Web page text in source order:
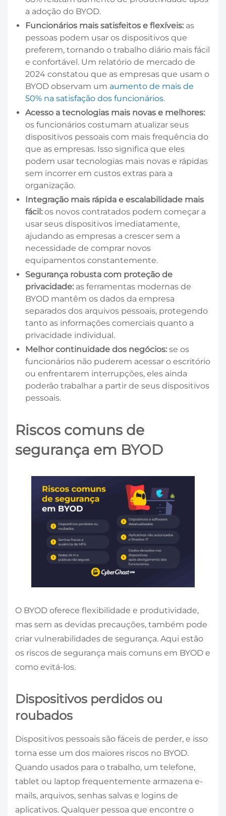
a adoção do BYOD.
Funcionários mais satisfeitos e flexíveis: as
pessoas podem usar os dispositivos que
preferem, tornando o trabalho diário mais fácil
e confortável. Um relatório de mercado de
2024 constatou que as empresas que usam o
BYOD observam um aumento de mais de
50% na satisfação dos funcionários.
Acesso a tecnologias mais novas e melhores:
os funcionários costumam atualizar seus
dispositivos pessoais com mais frequência do
que as empresas. Isso significa que eles
podem usar tecnologias mais novas e rápidas
sem incorrer em custos extras para a
organização.
Integração mais rápida e escalabilidade mais
fácil: os novos contratados podem começar a
usar seus dispositivos imediatamente,
ajudando as empresas a crescer sem a
necessidade de comprar novos
equipamentos constantemente.
Segurança robusta com proteção de
privacidade: as ferramentas modernas de
BYOD mantêm os dados da empresa
separados dos arquivos pessoais, protegendo
tanto as informações comerciais quanto a
privacidade individual.
Melhor continuidade dos negócios: se os
funcionários não puderem acessar o escritório
ou enfrentarem interrupções, eles ainda
poderão trabalhar a partir de seus dispositivos
pessoais.
Riscos comuns de
segurança em BYOD
O BYOD oferece flexibilidade e produtividade,
mas sem as devidas precauções, também pode
criar vulnerabilidades de segurança. Aqui estão
os riscos de segurança mais comuns em BYOD e
como evitá-los.
Dispositivos perdidos ou
roubados
Dispositivos pessoais são fáceis de perder, e isso
torna esse um dos maiores riscos no BYOD.
Quando usados ​​para o trabalho, um telefone,
tablet ou laptop frequentemente armazena e-
mails, arquivos, senhas salvas e logins de
aplicativos. Qualquer pessoa que encontre o